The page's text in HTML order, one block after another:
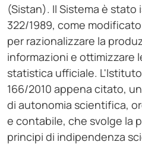
(Sistan). Il Sistema è stato
322/1989, come modificato
per razionalizzare la
informazioni e ottimizzare
statistica ufficiale.
166/2010 appena citato,
di autonomia scientifica,
e contabile, che svolge la
principi di indipendenza